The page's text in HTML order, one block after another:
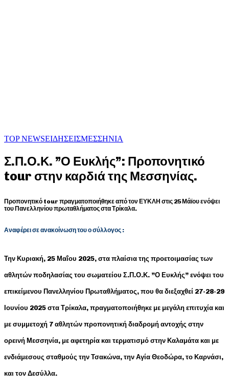
TOP NEWSΕΙΔΗΣΕΙΣΜΕΣΣΗΝΙΑ
Σ.Π.Ο.Κ. ”Ο Ευκλής”: Προπονητικό
tour στην καρδιά της Μεσσηνίας.
Προπονητικό tour πραγματοποιήθηκε από τον ΕΥΚΛΗ στις 25 Μάϊου ενόψει
του Πανελληνίου πρωταθλήματος στα Τρίκαλα.
Αναφέρει σε ανακοίνωση του ο σύλλογος :
Την Κυριακή, 25 Μαΐου 2025, στα πλαίσια της προετοιμασίας των
αθλητών ποδηλασίας του σωματείου Σ.Π.Ο.Κ. ”Ο Ευκλής” ενόψει του
επικείμενου Πανελληνίου Πρωταθλήματος, που θα διεξαχθεί 27-28-29
Ιουνίου 2025 στα Τρίκαλα, πραγματοποιήθηκε με μεγάλη επιτυχία και
με συμμετοχή 7 αθλητών προπονητική διαδρομή αντοχής στην
ορεινή Μεσσηνία, με αφετηρία και τερματισμό στην Καλαμάτα και με
ενδιάμεσους σταθμούς την Τσακώνα, την Αγία Θεοδώρα, το Καρνάσι,
και τον Δεσύλλα.